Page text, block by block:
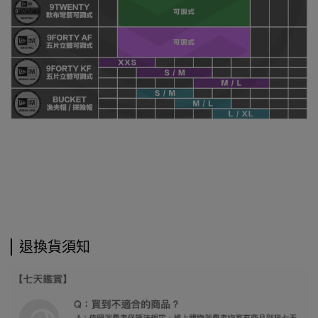
退換貨須知